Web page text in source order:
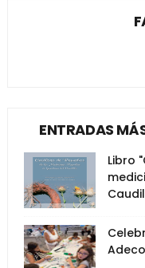
ENTRADAS
Libro